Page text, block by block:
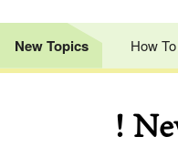
New Topics How To
!